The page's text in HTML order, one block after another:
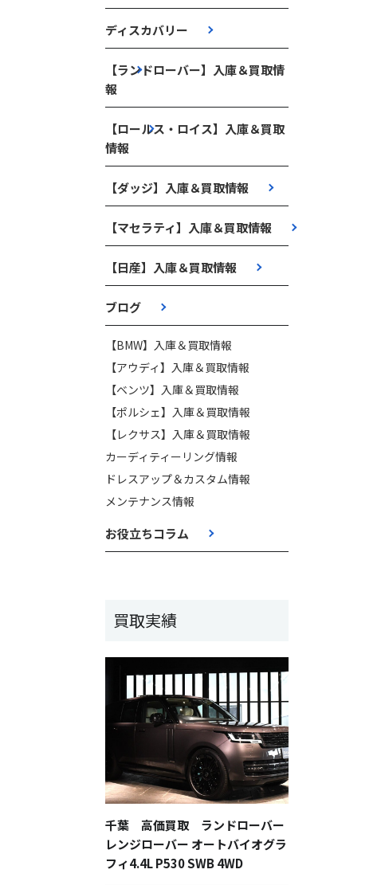
ディスカバリー
【ランドローバー】入庫＆買取情
報
【ロールス・ロイス】入庫＆買取
情報
【ダッジ】入庫＆買取情報
【マセラティ】入庫＆買取情報
【日産】入庫＆買取情報
ブログ
【BMW】入庫＆買取情報
【アウディ】入庫＆買取情報
【ベンツ】入庫＆買取情報
【ポルシェ】入庫＆買取情報
【レクサス】入庫＆買取情報
カーディティーリング情報
ドレスアップ＆カスタム情報
メンテナンス情報
お役立ちコラム
買取実績
千葉 高価買取 ランドローバー
レンジローバー オートバイオグラ
フィ4.4L P530 SWB 4WD